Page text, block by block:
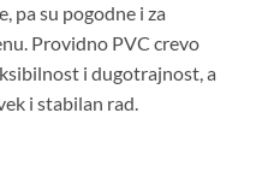
pa su pogodne i za
Providno PVC crevo
i dugotrajnost, a
i stabilan rad.